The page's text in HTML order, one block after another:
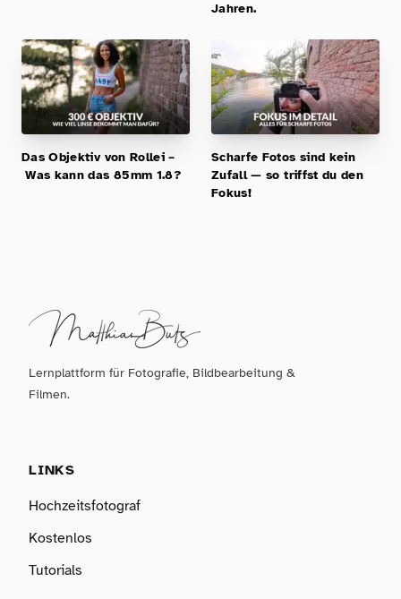
Jahren.
Das Objektiv von Rollei –
Was kann das 85mm 1.8?
Scharfe Fotos sind kein
Zufall — so triffst du den
Fokus!
Lernplattform für Fotografie, Bildbearbeitung &
Filmen.
LINKS
Hochzeitsfotograf
Kostenlos
Tutorials